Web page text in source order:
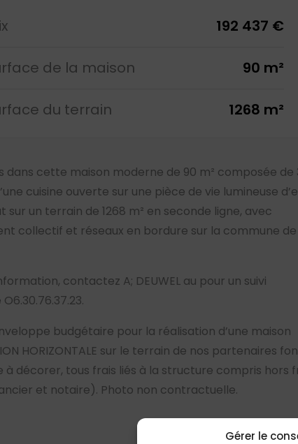
Gérer le
192 437 €
de la maison 90 m²
du terrain 1268 m²
dans cette maison moderne de 90 m² composée de
cuisine ouverte sur une pièce de vie lumineuse
sur un terrain de 1268 m² en seconde ligne, avec
collectif et réseaux en bordure sur la commune de
contactez A; DEUWEL au pour un suivi
budgétaire pour la réalisation d’une maison
HORIZONTALE sur le terrain de nos partenaires
à décorer, tous frais liés à la structure compris hors
et notaire). Photo non contractuelle.